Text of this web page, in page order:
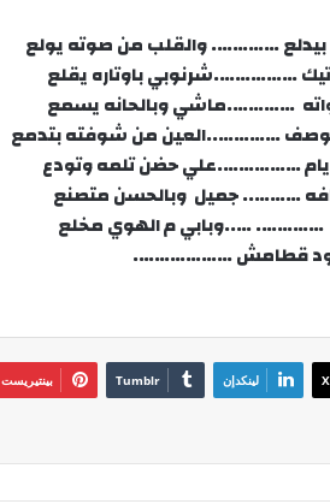
…………. والقلب من صوته يولع
…………….شرنوبي باوتاره يقلع
………….ماشي وبالحانه يسمع
…………..العين من شوفته بتدمع
…………….علي حضن تلمه وتودع
……….. جميل وبالحسن متصنع
…………. …..وبابي م الهوي مخلع
قطامش ……………….
‫X لينكدإن بينتيريست